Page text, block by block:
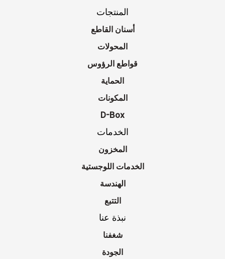
المنتجات
أسنان القاطع
المحولات
قواطع الرؤوس
الحماية
المكونات
D-Box
الخدمات
المخزون
الخدمات اللوجستية
الهندسة
التتبع
نبذة عنا
شغفنا
الجودة